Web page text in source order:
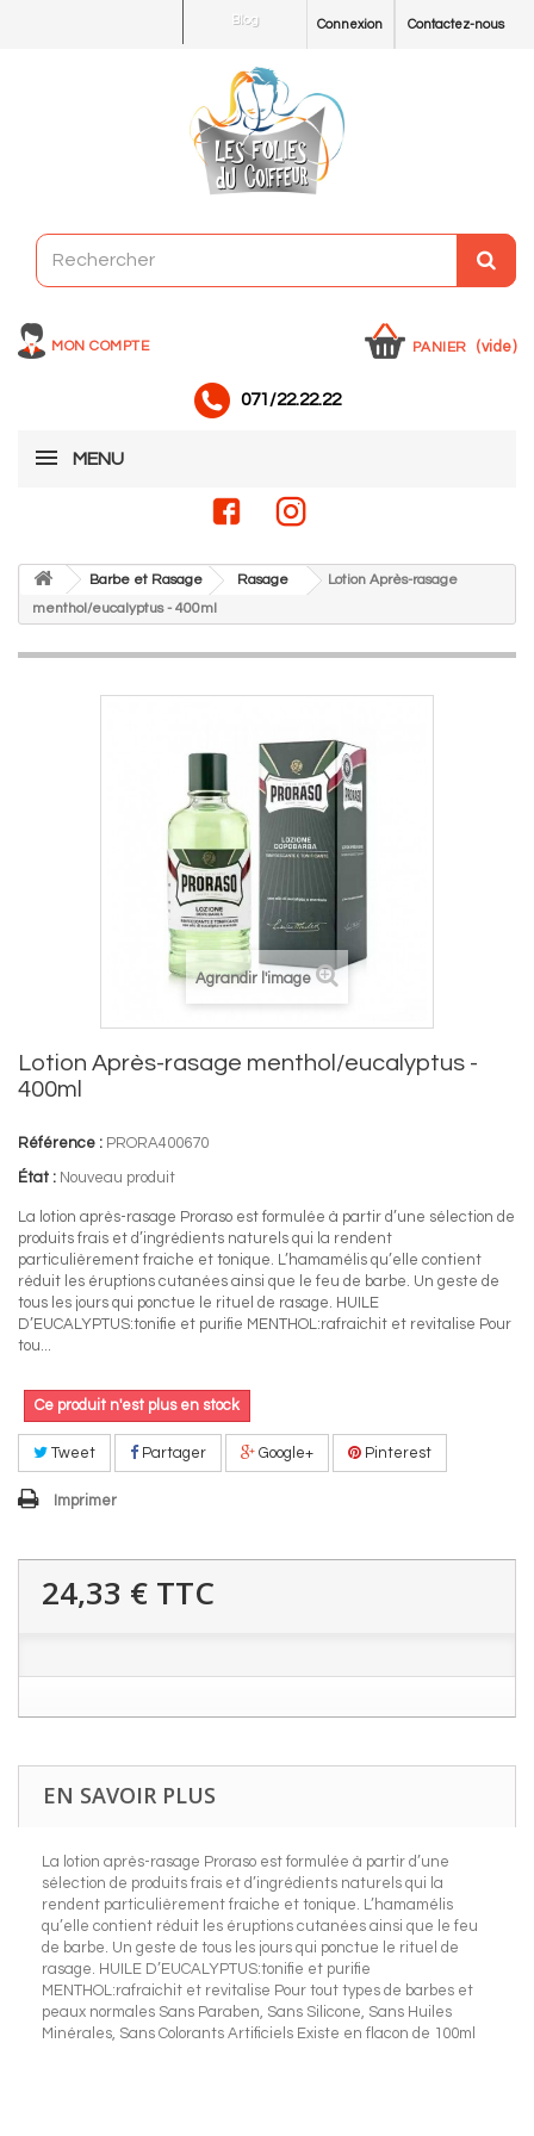
Contactez-nous
Connexion
Blog
MON COMPTE PANIER (vide)
071/22.22.22
MENU
Barbe et Rasage Rasage
Lotion Après-rasage
menthol/eucalyptus - 400ml
Agrandir l'image
Lotion Après-rasage menthol/eucalyptus -
400ml
Référence : PRORA400670
État : Nouveau produit
La lotion après-rasage Proraso est formulée à partir d’une sélection de
produits frais et d’ingrédients naturels qui la rendent
particulièrement fraiche et tonique. L’hamamélis qu’elle contient
réduit les éruptions cutanées ainsi que le feu de barbe. Un geste de
tous les jours qui ponctue le rituel de rasage. HUILE
D’EUCALYPTUS:tonifie et purifie MENTHOL:rafraichit et revitalise Pour
tou...
Ce produit n'est plus en stock
Tweet Partager Google+ Pinterest
Imprimer
24,33 € TTC
EN SAVOIR PLUS
La lotion après-rasage Proraso est formulée à partir d’une
sélection de produits frais et d’ingrédients naturels qui la
rendent particulièrement fraiche et tonique. L’hamamélis
qu’elle contient réduit les éruptions cutanées ainsi que le feu
de barbe. Un geste de tous les jours qui ponctue le rituel de
rasage. HUILE D’EUCALYPTUS:tonifie et purifie
MENTHOL:rafraichit et revitalise Pour tout types de barbes et
peaux normales Sans Paraben, Sans Silicone, Sans Huiles
Minérales, Sans Colorants Artificiels Existe en flacon de 100ml